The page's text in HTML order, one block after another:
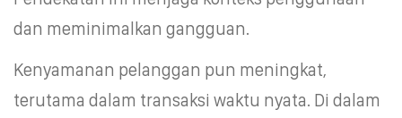
dan meminimalkan gangguan.
Kenyamanan pelanggan pun meningkat,
terutama dalam transaksi waktu nyata. Di dalam